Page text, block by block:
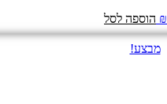
₪ הוספה לסל
מבצע!